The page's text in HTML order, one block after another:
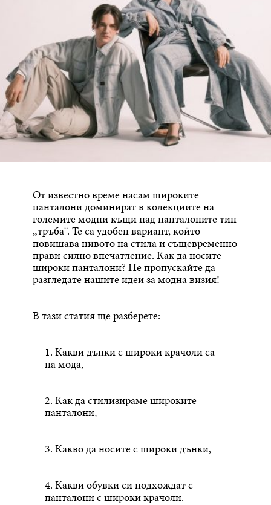
От известно време насам широките
панталони доминират в колекциите на
големите модни къщи над панталоните тип
„тръба“. Те са удобен вариант, който
повишава нивото на стила и същевременно
прави силно впечатление. Как да носите
широки панталони? Не пропускайте да
разгледате нашите идеи за модна визия!
В тази статия ще разберете:
1. Какви дънки с широки крачоли са
на мода,
2. Как да стилизираме широките
панталони,
3. Какво да носите с широки дънки,
4. Какви обувки си подхождат с
панталони с широки крачоли.